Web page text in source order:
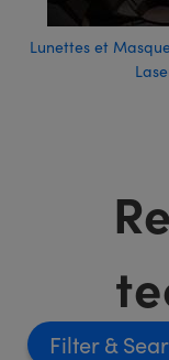
Lunettes et
Filter